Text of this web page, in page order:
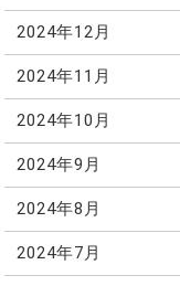
2024年12月
2024年11月
2024年10月
2024年9月
2024年8月
2024年7月